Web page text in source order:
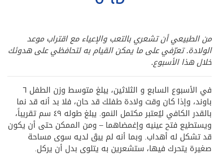
من الطبيعي أن تشعري بالتعب والإعياء مع اقتراب موعد
الولادة. تعرّفي على ما يمكن القيام به لتحافظي على هدوئك
خلال هذا الأسبوع.
في الأسبوع السابع و الثلاثين، يبلغ متوسط وزن الطفل ٦
باوند، وإذا كان وقت ولادة طفلك قد حان، فلا بد أنه قد نما
بالقدر الكافي ليُعتبر مكتمل النمو. يبلغ طوله ٤٩ سم تقريباً،
ويستطيع فتح عينيه وإغمضاهما – ومن الممكن حتى أن يكون
قد تشكل له أهداب. وبما أنه لم يبقَ لديه سوى مساحة
صغيرة يتحرك فيها، ستشعرين به يتلوى بدل أن يركل.